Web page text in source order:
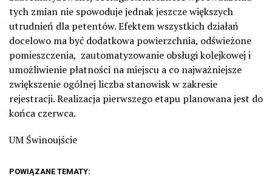
tych zmian nie spowoduje jednak jeszcze większych
utrudnień dla petentów. Efektem wszystkich działań
docelowo ma być dodatkowa powierzchnia, odświeżone
pomieszczenia, zautomatyzowanie obsługi kolejkowej i
umożliwienie płatności na miejscu a co najważniejsze
zwiększenie ogólnej liczba stanowisk w zakresie
rejestracji. Realizacja pierwszego etapu planowana jest do
końca czerwca.
UM Świnoujście
POWIĄZANE TEMATY: